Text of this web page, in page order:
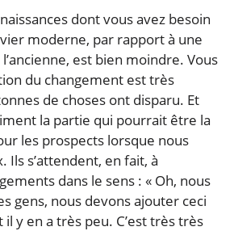
dont vous avez besoin
moderne, par rapport à une
est bien moindre. Vous
du changement est très
de choses ont disparu. Et
la partie qui pourrait être la
les prospects lorsque nous
Ils s’attendent, en fait, à
dans le sens : « Oh, nous
gens, nous devons ajouter ceci
y en a très peu. C’est très très